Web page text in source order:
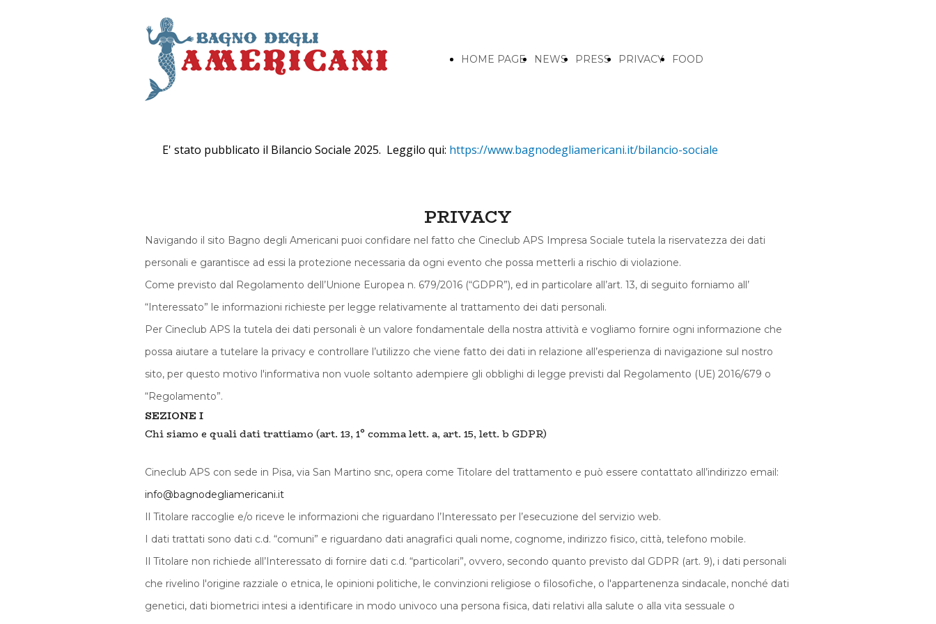
HOME PAGE NEWS PRESS PRIVACY FOOD
E' stato pubblicato il Bilancio Sociale 2025. Leggilo qui: https://www.bagnodegliamericani.it/bilancio-sociale
PRIVACY
Navigando il sito Bagno degli Americani puoi confidare nel fatto che Cineclub APS Impresa Sociale tutela la riservatezza dei dati
personali e garantisce ad essi la protezione necessaria da ogni evento che possa metterli a rischio di violazione.
Come previsto dal Regolamento dell’Unione Europea n. 679/2016 (“GDPR”), ed in particolare all’art. 13, di seguito forniamo all’
“Interessato” le informazioni richieste per legge relativamente al trattamento dei dati personali.
Per Cineclub APS la tutela dei dati personali è un valore fondamentale della nostra attività e vogliamo fornire ogni informazione che
possa aiutare a tutelare la privacy e controllare l’utilizzo che viene fatto dei dati in relazione all’esperienza di navigazione sul nostro
sito, per questo motivo l'informativa non vuole soltanto adempiere gli obblighi di legge previsti dal Regolamento (UE) 2016/679 o
“Regolamento”.
SEZIONE I
Chi siamo e quali dati trattiamo (art. 13, 1° comma lett. a, art. 15, lett. b GDPR)
Cineclub APS con sede in Pisa, via San Martino snc, opera come Titolare del trattamento e può essere contattato all’indirizzo email:
info@bagnodegliamericani.it
Il Titolare raccoglie e/o riceve le informazioni che riguardano l’Interessato per l’esecuzione del servizio web.
I dati trattati sono dati c.d. “comuni” e riguardano dati anagrafici quali nome, cognome, indirizzo fisico, città, telefono mobile.
Il Titolare non richiede all’Interessato di fornire dati c.d. “particolari”, ovvero, secondo quanto previsto dal GDPR (art. 9), i dati personali
che rivelino l'origine razziale o etnica, le opinioni politiche, le convinzioni religiose o filosofiche, o l'appartenenza sindacale, nonché dati
genetici, dati biometrici intesi a identificare in modo univoco una persona fisica, dati relativi alla salute o alla vita sessuale o